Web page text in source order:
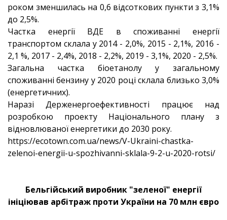
роком зменшилась на 0,6 відсоткових пункти з 3,1%
до 2,5%.
Частка енергії ВДЕ в споживанні енергії
транспортом склала у 2014 - 2,0%, 2015 - 2,1%, 2016 -
2,1 %, 2017 - 2,4%, 2018 - 2,2%, 2019 - 3,1%, 2020 - 2,5%.
Загальна частка біоетанолу у загальному
споживанні бензину у 2020 році склала близько 3,0%
(енергетичних).
Наразі Держенергоефективності працює над
розробкою проекту Національного плану з
відновлюваної енергетики до 2030 року.
https://ecotown.com.ua/news/V-Ukraini-chastka-
zelenoi-energii-u-spozhivanni-sklala-9-2-u-2020-rotsi/
Бельгійський виробник "зеленої" енергії
ініціював арбітраж проти України на 70 млн євро